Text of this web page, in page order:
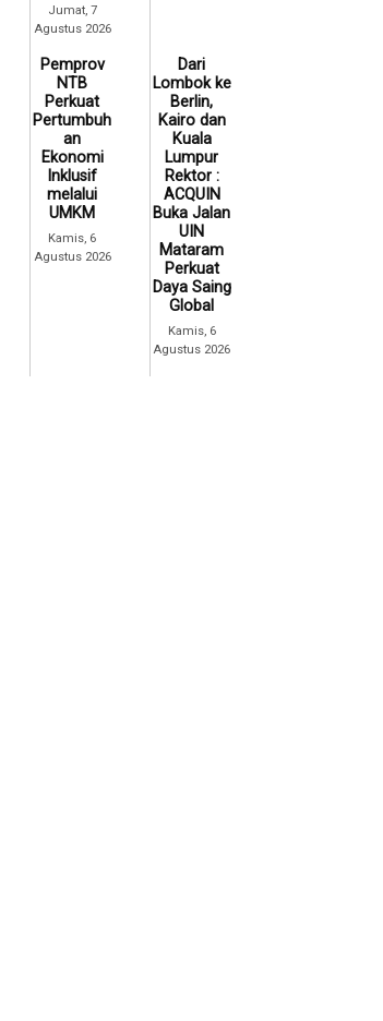
Jumat, 7
Agustus 2026
Pemprov
NTB
Perkuat
Pertumbuh
an
Ekonomi
Inklusif
melalui
UMKM
Kamis, 6
Agustus 2026
Dari
Lombok ke
Berlin,
Kairo dan
Kuala
Lumpur
Rektor :
ACQUIN
Buka Jalan
UIN
Mataram
Perkuat
Daya Saing
Global
Kamis, 6
Agustus 2026